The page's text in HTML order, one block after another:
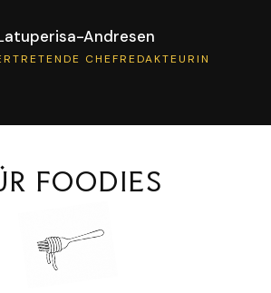
Andresen
CHEFREDAKTEURIN
FOODIES